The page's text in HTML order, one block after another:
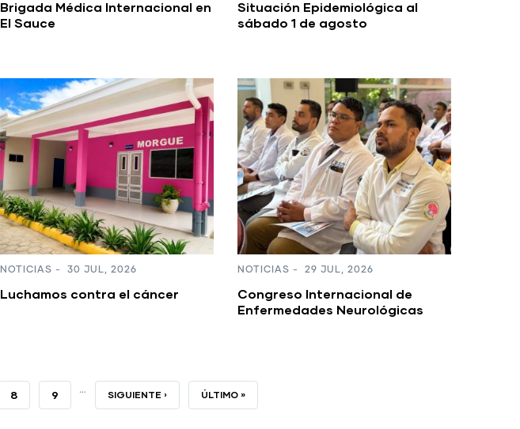
Brigada Médica Internacional en
El Sauce
Situación Epidemiológica al
sábado 1 de agosto
NOTICIAS - 30 JUL, 2026
Luchamos contra el cáncer
NOTICIAS - 29 JUL, 2026
Congreso Internacional de
Enfermedades Neurológicas
PAGE
8 PAGE
9 … SIGUIENTE
SIGUIENTE › ÚLTIMA
ÚLTIMO »